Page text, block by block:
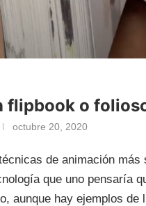
flipbook o
octubre 20, 2020
de animación más
que uno pensaría
aunque hay ejemplos